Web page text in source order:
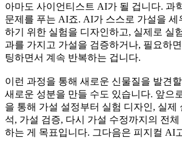
아마도 사이언티스트 AI가 될 겁니다. 과
문제를 푸는 AI죠. AI가 스스로 가설을 세
하기 위한 실험을 디자인하고, 실제로 실
과를 가지고 가설을 검증하거나, 필요하
팅하면서 계속 반복하는 겁니다.
이런 과정을 통해 새로운 신물질을 발견
새로운 성분을 만들 수도 있습니다. 앞으
을 통해 가설 설정부터 실험 디자인, 실제
석, 가설 검증, 다시 가설 수정까지의 전
하는 게 목표입니다. 그다음은 피지컬 AI